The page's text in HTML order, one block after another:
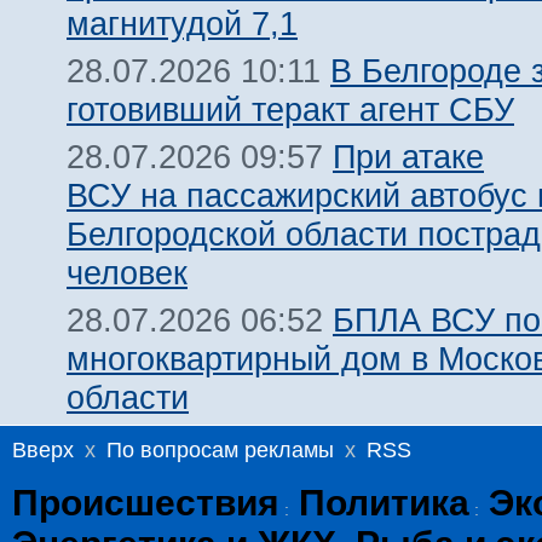
магнитудой 7,1
28.07.2026 10:11 В Белгороде
готовивший теракт агент СБУ
28.07.2026 09:57 При атаке
ВСУ на пассажирский автобус
Белгородской области
человек
28.07.2026 06:52 БПЛА ВСУ
многоквартирный дом в
области
Вверх x По вопросам рекламы x RSS
Происшествия : Политика :